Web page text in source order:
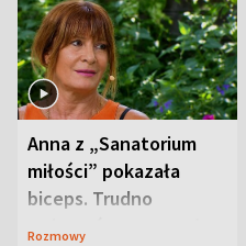
Anna z „Sanatorium
miłości” pokazała
biceps. Trudno
uwierzyć, co przeszła
Rozmowy